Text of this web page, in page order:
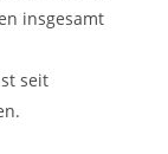
insgesamt
seit